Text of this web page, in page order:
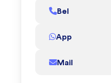
Bel
App
Mail